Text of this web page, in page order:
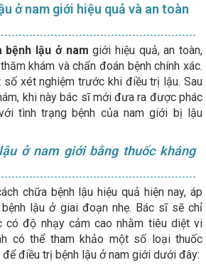
ở nam giới hiệu quả và an toàn
bệnh lậu ở namgiới hiệu quả, an toàn,
khám và chẩn đoán bệnh chính xác.
xét nghiệm trước khi điều trị lậu. Sau
khi này bác sĩ mới đưa ra được phác
tình trạng bệnh của nam giới bị lậu
ở nam giới bằng thuốc kháng
chữa bệnh lậu hiệu quả hiện nay, áp
lậu ở giai đoạn nhẹ. Bác sĩ sẽ chỉ
có độ nhạy cảm cao nhằm tiêu diệt vi
có thể tham khảo một số loại thuốc
điều trị bệnh lậu ở nam giới dưới đây: